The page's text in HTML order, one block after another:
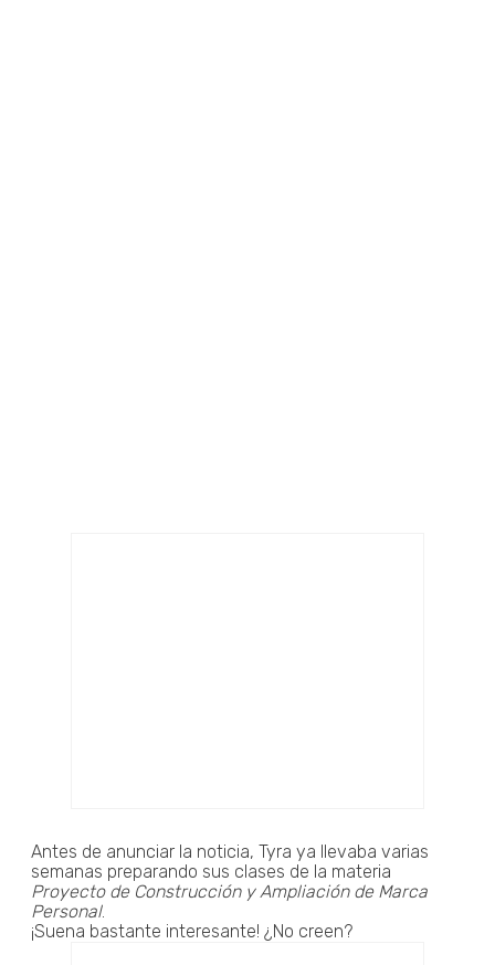
Antes de anunciar la noticia, Tyra ya llevaba varias
semanas preparando sus clases de la materia
Proyecto de Construcción y Ampliación de Marca
Personal.
¡Suena bastante interesante! ¿No creen?